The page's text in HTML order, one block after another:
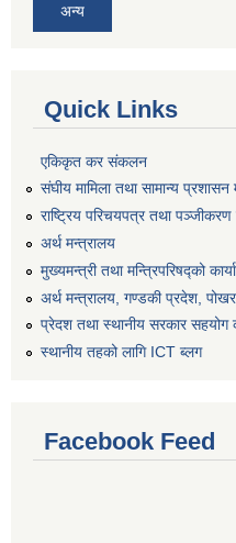
अन्य
Quick Links
एकिकृत कर संकलन
संघीय मामिला तथा सामान्य प्रशासन
राष्ट्रिय परिचयपत्र तथा पञ्जीकरण
अर्थ मन्त्रालय
मुख्यमन्त्री तथा मन्त्रिपरिषद्को
अर्थ मन्त्रालय, गण्डकी प्रदेश,
प्रेदश तथा स्थानीय सरकार सहयोग
स्थानीय तहको लागि ICT ब्लग
Facebook Feed